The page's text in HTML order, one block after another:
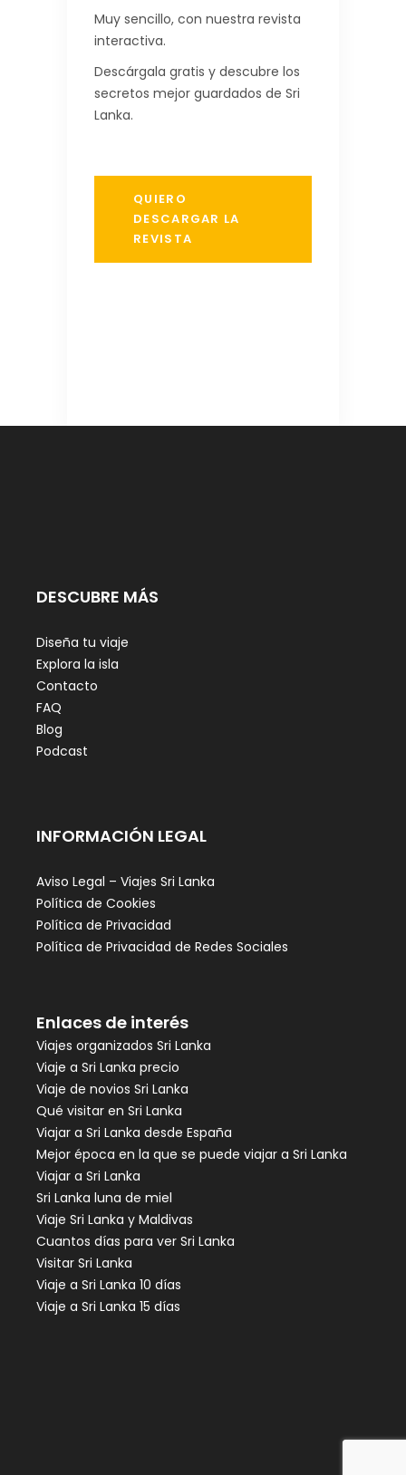
Muy sencillo, con nuestra revista
interactiva.
Descárgala gratis y descubre los
secretos mejor guardados de Sri
Lanka.
QUIERO
DESCARGAR LA
REVISTA
DESCUBRE MÁS
Diseña tu viaje
Explora la isla
Contacto
FAQ
Blog
Podcast
INFORMACIÓN LEGAL
Aviso Legal – Viajes Sri Lanka
Política de Cookies
Política de Privacidad
Política de Privacidad de Redes Sociales
Enlaces de interés
Viajes organizados Sri Lanka
Viaje a Sri Lanka precio
Viaje de novios Sri Lanka
Qué visitar en Sri Lanka
Viajar a Sri Lanka desde España
Mejor época en la que se puede viajar a Sri Lanka
Viajar a Sri Lanka
Sri Lanka luna de miel
Viaje Sri Lanka y Maldivas
Cuantos días para ver Sri Lanka
Visitar Sri Lanka
Viaje a Sri Lanka 10 días
Viaje a Sri Lanka 15 días